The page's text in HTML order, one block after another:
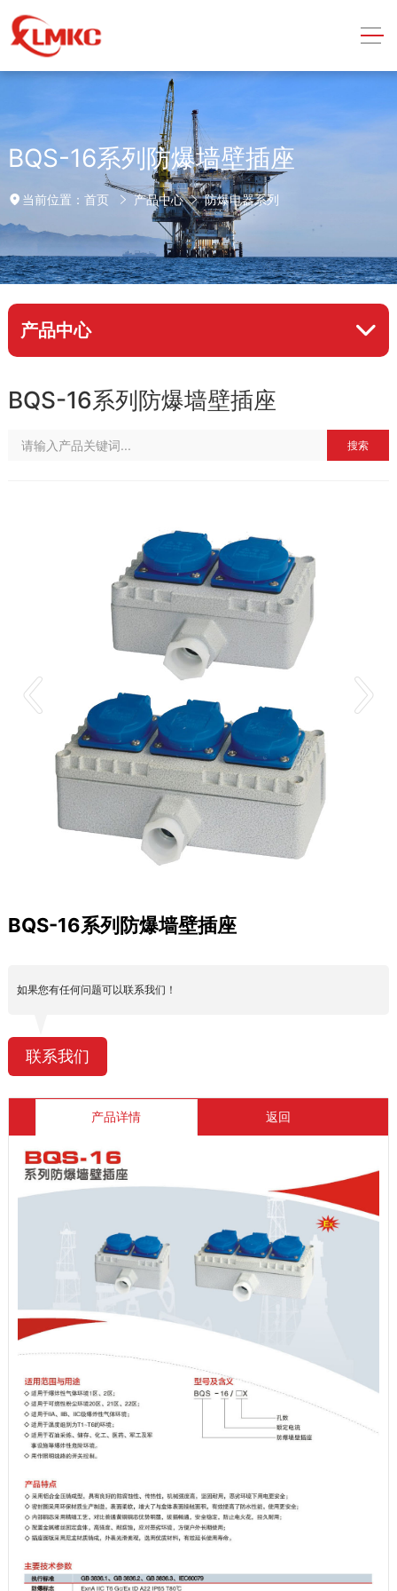
BQS-16系列防爆墙壁插座
当前位置： 首页 产品中心 防爆电器系列
产品中心
BQS-16系列防爆墙壁插座
搜索
BQS-16系列防爆墙壁插座
如果您有任何问题可以联系我们！
联系我们
产品详情 返回